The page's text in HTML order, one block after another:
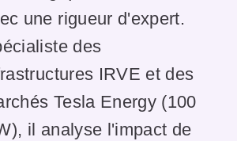
une rigueur d'expert.
des
IRVE et des
Tesla Energy (100
il analyse l'impact de